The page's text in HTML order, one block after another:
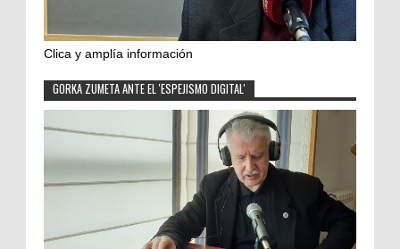
Clica y amplía información
GORKA ZUMETA ANTE EL 'ESPEJISMO DIGITAL'